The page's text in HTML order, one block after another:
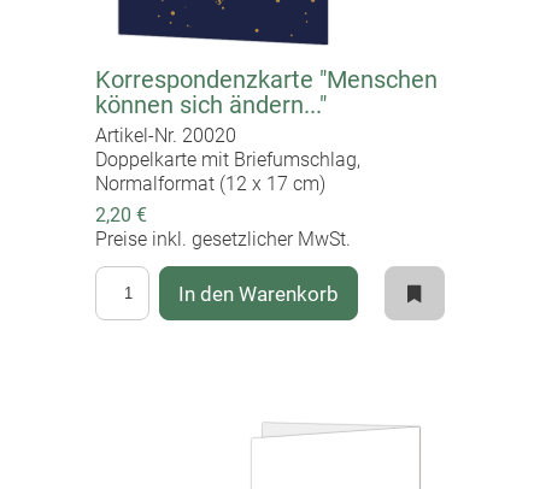
Korrespondenzkarte "Menschen
können sich ändern..."
Artikel-Nr. 20020
Doppelkarte mit Briefumschlag,
Normalformat (12 x 17 cm)
2,20 €
Preise inkl. gesetzlicher MwSt.
In den Warenkorb